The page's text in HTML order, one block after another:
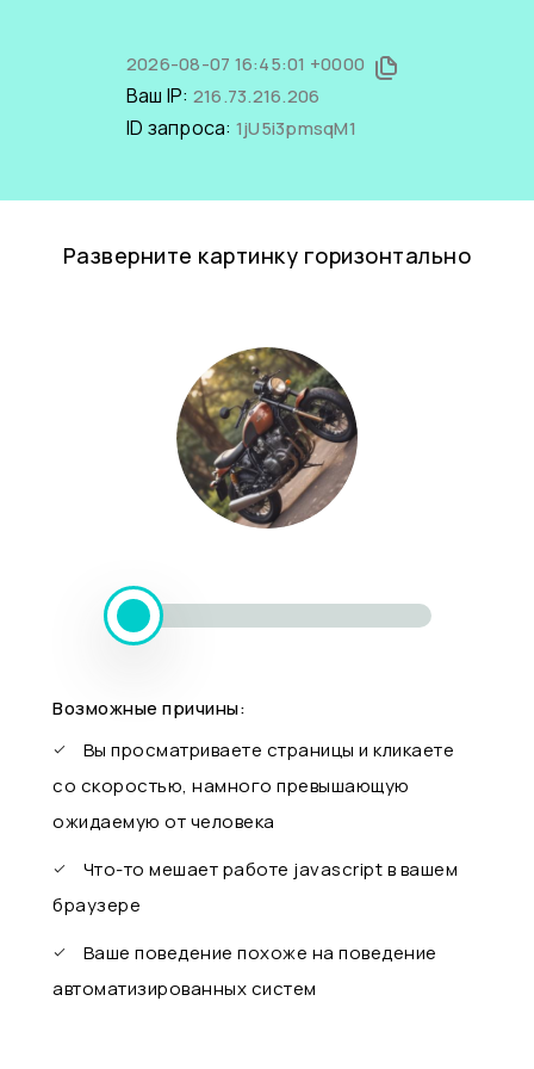
2026-08-07 16:45:01 +0000
Ваш IP: 216.73.216.206
ID запроса: 1jU5i3pmsqM1
Разверните картинку горизонтально
Возможные причины:
Вы просматриваете страницы и кликаете
со скоростью, намного превышающую
ожидаемую от человека
Что-то мешает работе javascript в вашем
браузере
Ваше поведение похоже на поведение
автоматизированных систем